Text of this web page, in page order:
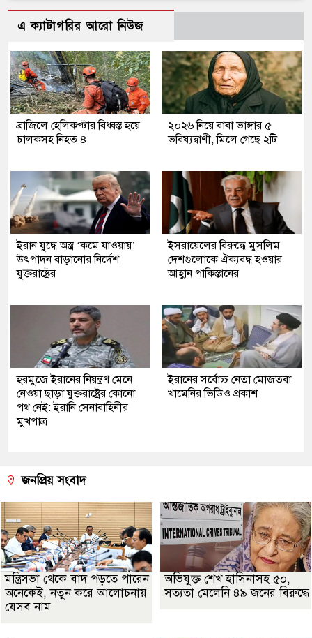
এ ক্যাটাগরির আরো নিউজ
ব্রাজিলে হেলিকপ্টার বিধ্বস্ত হয়ে
চালকসহ নিহত ৪
২০২৬ নিয়ে বাবা ভাঙ্গার ৫
ভবিষ্যদ্বাণী, মিলে গেছে ২টি
ইরান যুদ্ধে অস্ত্র ‘কমে যাওয়ায়’
উৎপাদন বাড়ানোর নির্দেশ
যুক্তরাষ্ট্রের
ইসরায়েলের বিরুদ্ধে মুসলিম
দেশগুলোকে ঐক্যবদ্ধ হওয়ার
আহ্বান পাকিস্তানের
হরমুজে ইরানের নিয়ন্ত্রণ মেনে
নেওয়া ছাড়া যুক্তরাষ্ট্রের কোনো
পথ নেই: ইরানি সেনাবাহিনীর
মুখপাত্র
ইরানের সর্বোচ্চ নেতা মোজতবা
খামেনির ভিডিও প্রকাশ
জনপ্রিয় সংবাদ
মন্ত্রিসভা থেকে বাদ পড়তে পারেন
অনেকেই, নতুন করে আলোচনায়
যেসব নাম
অভিযুক্ত শেখ হাসিনাসহ ৫০,
সত্যতা মেলেনি ৪৯ জনের বিরুদ্ধে